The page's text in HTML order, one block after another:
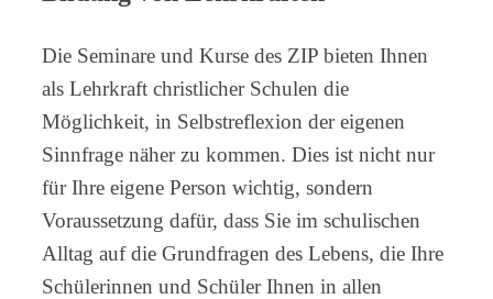
Die Seminare und Kurse des ZIP bieten Ihnen
als Lehrkraft christlicher Schulen die
Möglichkeit, in Selbstreflexion der eigenen
Sinnfrage näher zu kommen. Dies ist nicht nur
für Ihre eigene Person wichtig, sondern
Voraussetzung dafür, dass Sie im schulischen
Alltag auf die Grundfragen des Lebens, die Ihre
Schülerinnen und Schüler Ihnen in allen